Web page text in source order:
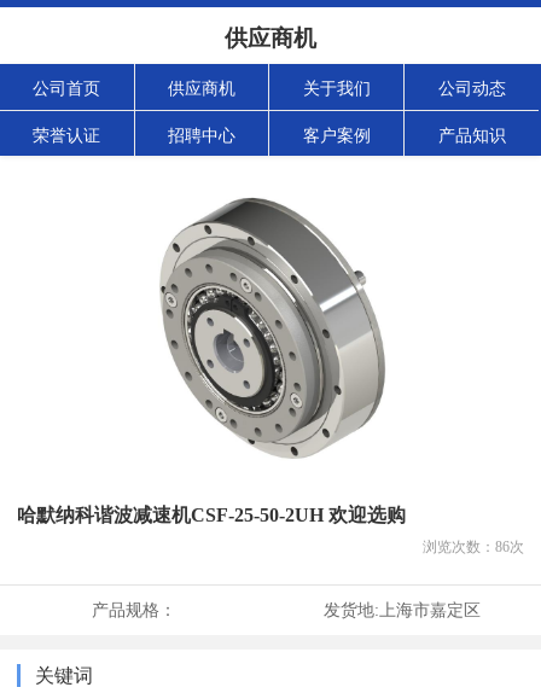
供应商机
公司首页 供应商机 关于我们 公司动态
荣誉认证 招聘中心 客户案例 产品知识
哈默纳科谐波减速机CSF-25-50-2UH 欢迎选购
浏览次数： 86次
产品规格： 发货地: 上海市嘉定区
关键词